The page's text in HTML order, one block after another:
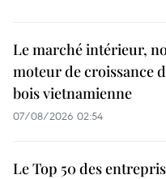
Le marché intérieur,
moteur de croissance
bois vietnamienne
07/08/2026 02:54
Le Top 50 des